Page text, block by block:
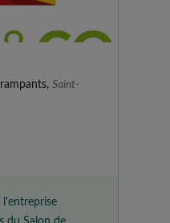
Saint-
l'entreprise